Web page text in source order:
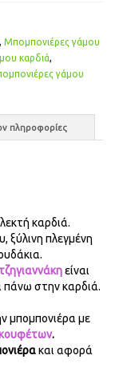
, Μπομπονιέρες γάμου
καρδιά,
γάμου
πληροφορίες
καρδιά.
ξύλινη πλεγμένη
είναι
πάνω στην καρδιά.
μπομπονιέρα με
.
και αφορά